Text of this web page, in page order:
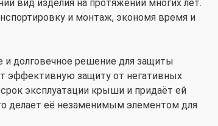
вид изделия на протяжении многих лет.
и монтаж, экономя время и
долговечное решение для защиты
эффективную защиту от негативных
эксплуатации крыши и придаёт ей
делает её незаменимым элементом для